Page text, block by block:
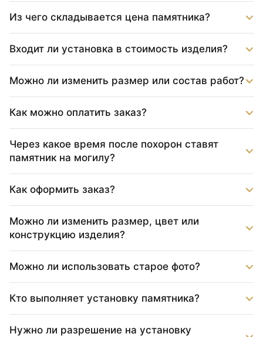
Из чего складывается цена памятника?
Входит ли установка в стоимость изделия?
Можно ли изменить размер или состав работ?
Как можно оплатить заказ?
Через какое время после похорон ставят
памятник на могилу?
Как оформить заказ?
Можно ли изменить размер, цвет или
конструкцию изделия?
Можно ли использовать старое фото?
Кто выполняет установку памятника?
Нужно ли разрешение на установку